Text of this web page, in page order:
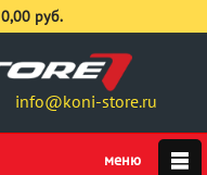
info@koni-store.ru
0,00 руб.